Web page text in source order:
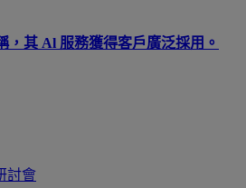
，其 Al 服務獲得客戶廣泛採用。
討會